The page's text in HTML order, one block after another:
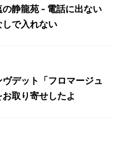
静龍苑 - 電話に出ない
で入れない
デット「フロマージュ
取り寄せしたよ